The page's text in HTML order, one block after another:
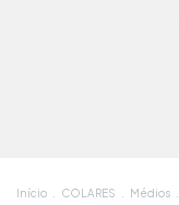
Início . COLARES . Médios .